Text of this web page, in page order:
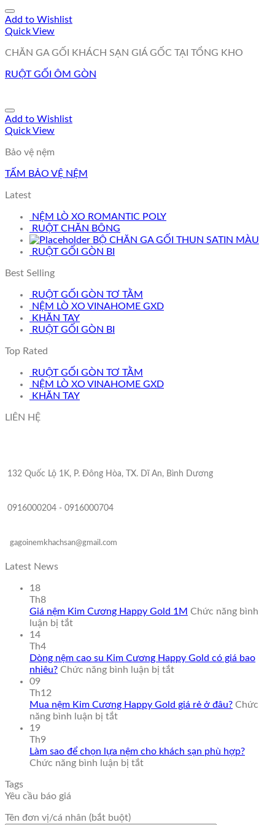
Add to Wishlist
Quick View
CHĂN GA GỐI KHÁCH SẠN GIÁ GỐC TẠI TỔNG KHO
RUỘT GỐI ÔM GÒN
Add to Wishlist
Quick View
Bảo vệ nệm
TẤM BẢO VỆ NỆM
Latest
NỆM LÒ XO ROMANTIC POLY
RUỘT CHĂN BÔNG
BỘ CHĂN GA GỐI THUN SATIN MÀU
RUỘT GỐI GÒN BI
Best Selling
RUỘT GỐI GÒN TƠ TẰM
NỆM LÒ XO VINAHOME GXD
KHĂN TAY
RUỘT GỐI GÒN BI
Top Rated
RUỘT GỐI GÒN TƠ TẰM
NỆM LÒ XO VINAHOME GXD
KHĂN TAY
LIÊN HỆ
132 Quốc Lộ 1K, P. Đông Hòa, TX. Dĩ An, Bình Dương
0916000204 - 0916000704
gagoinemkhachsan@gmail.com
Latest News
18
Th8
Giá nệm Kim Cương Happy Gold 1M Chức năng bình
luận bị tắtở
Kim
Cương
1M
14
Th4
Dòng nệm cao su Kim Cương Happy Gold có giá bao
nhiêu? Chức năng bình luận bị tắtở
cao
Happy
09
Th12
Mua nệm Kim Cương Happy Gold giá rẻ ở đâu? Chức
năng bình luận bị tắtở
Kim
Cương
ở
19
Th9
Làm sao để chọn lựa nệm cho khách sạn phù hợp?
Chức năng bình luận bị tắtở
Tags
Yêu cầu báo giá
Tên đơn vị/cá nhân (bắt buột)